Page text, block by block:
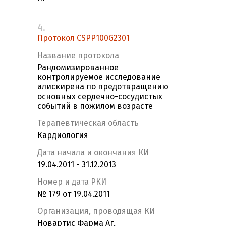
4.
Протокол CSPP100G2301
Название протокола
Рандомизированное
контролируемое исследование
алискирена по предотвращению
основных сердечно-сосудистых
событий в пожилом возрасте
Терапевтическая область
Кардиология
Дата начала и окончания КИ
19.04.2011 - 31.12.2013
Номер и дата РКИ
№ 179 от 19.04.2011
Организация, проводящая КИ
Новартис Фарма Аг,